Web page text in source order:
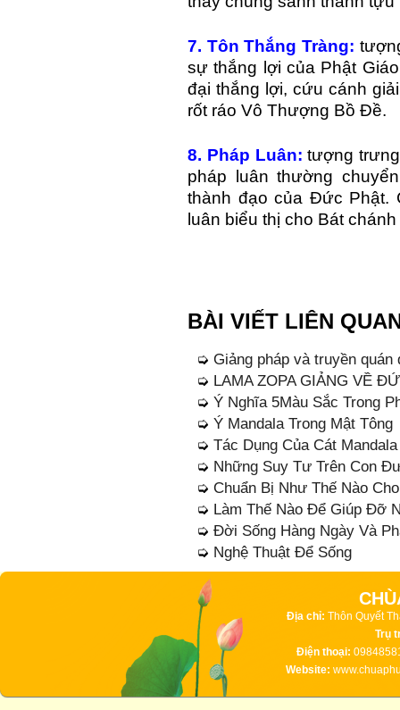
7. Tôn Thắng Tràng:
sự thắng lợi của Phật
đại thắng lợi, cứu cánh
rốt ráo Vô Thượng Bồ Đề.
8. Pháp Luân: tượng
pháp luân thường
thành đạo của Đức Phật.
luân biểu thị cho Bát
BÀI VIẾT LIÊN
➭ Giảng pháp và truyền
➭ LAMA ZOPA GIẢNG VỀ
➭ Ý Nghĩa 5Màu Sắc Trong
➭ Ý Mandala Trong Mật Tông
➭ Tác Dụng Của Cát Mandala
➭ Những Suy Tư Trên Con
➭ Chuẩn Bị Như Thế Nào
➭ Làm Thế Nào Để Giúp Đỡ
➭ Đời Sống Hàng Ngày Và
➭ Nghệ Thuật Để Sống
Địa chỉ: Thôn Quyết
Trụ
Điện thoại:
Website: